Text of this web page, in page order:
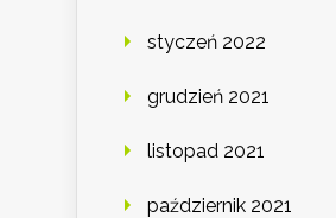
styczeń 2022
grudzień 2021
listopad 2021
październik 2021